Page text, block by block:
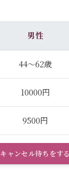
男性
44～62歳
10000円
9500円
キャンセル待ちをする